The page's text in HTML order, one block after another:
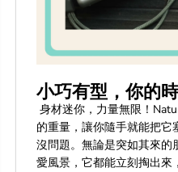
小巧有型，你的
身材迷你，力量無限！
的重量，讓你隨手就能把
沒問題。無論是突如其來的
愛風景，它都能立刻掏出來